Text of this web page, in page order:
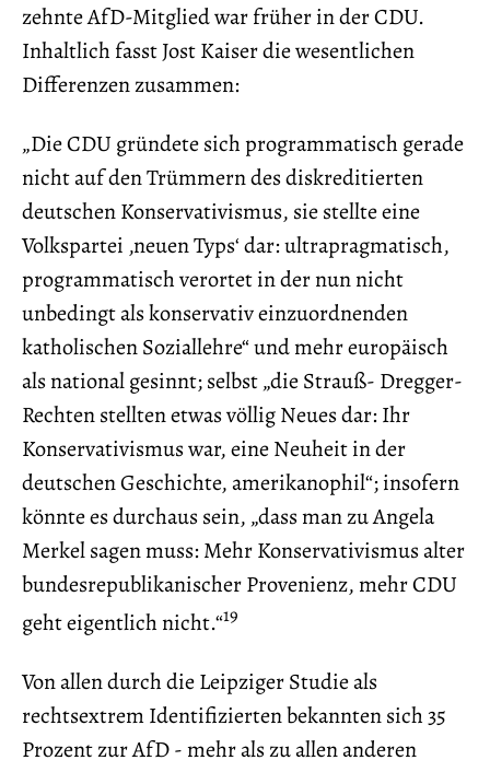
zehnte AfD-Mitglied war früher in der CDU.
Inhaltlich fasst Jost Kaiser die wesentlichen
Differenzen zusammen:
„Die CDU gründete sich programmatisch gerade
nicht auf den Trümmern des diskreditierten
deutschen Konservativismus, sie stellte eine
Volkspartei ‚neuen Typs‘ dar: ultrapragmatisch,
programmatisch verortet in der nun nicht
unbedingt als konservativ einzuordnenden
katholischen Soziallehre“ und mehr europäisch
als national gesinnt; selbst „die Strauß- Dregger-
Rechten stellten etwas völlig Neues dar: Ihr
Konservativismus war, eine Neuheit in der
deutschen Geschichte, amerikanophil“; insofern
könnte es durchaus sein, „dass man zu Angela
Merkel sagen muss: Mehr Konservativismus alter
bundesrepublikanischer Provenienz, mehr CDU
geht eigentlich nicht.“19
Von allen durch die Leipziger Studie als
rechtsextrem Identifizierten bekannten sich 35
Prozent zur AfD - mehr als zu allen anderen